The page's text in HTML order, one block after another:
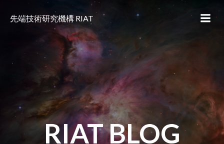
ン
ツ
へ
ス
キ
ッ
プ
先端技術研究機構 RIAT
RIAT BLOG